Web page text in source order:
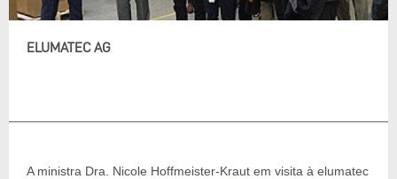
ELUMATEC AG
A ministra Dra. Nicole Hoffmeister-Kraut em visita à elumatec